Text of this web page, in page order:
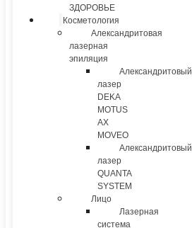
ЗДОРОВЬЕ
Косметология
Александритовая
лазерная
эпиляция
Александритовый
лазер
DEKA
MOTUS
AX
MOVEO
Александритовый
лазер
QUANTA
SYSTEM
Лицо
Лазерная
система